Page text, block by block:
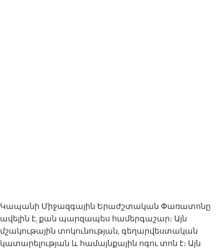
Կապանի Միջազգային Երաժշտական Փառատոնը
ավելին է, քան պարզապես համերգաշար։ Այն
մշակութային տոկունության, գեղարվեստական
կատարելության և համայնքային ոգու տոն է։ Այն